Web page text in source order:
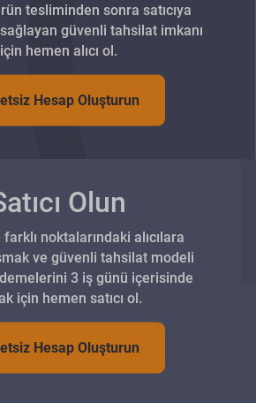
tesliminden sonra satıcıya
sağlayan güvenli tahsilat imkanı
için hemen alıcı ol.
Hesap Oluşturun
Olun
farklı noktalarındaki alıcılara
ve güvenli tahsilat modeli
3 iş günü içerisinde
için hemen satıcı ol.
Hesap Oluşturun